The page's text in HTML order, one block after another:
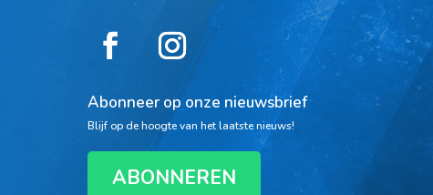
Abonneer op onze nieuwsbrief
Blijf op de hoogte van het laatste nieuws!
ABONNEREN